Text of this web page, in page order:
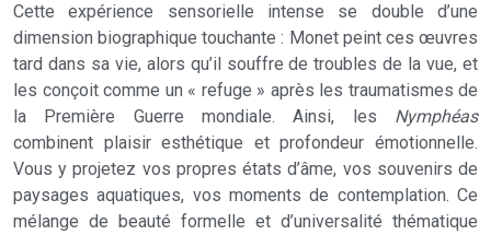
Cette expérience sensorielle intense se double d’une
dimension biographique touchante : Monet peint ces œuvres
tard dans sa vie, alors qu’il souffre de troubles de la vue, et
les conçoit comme un « refuge » après les traumatismes de
la Première Guerre mondiale. Ainsi, les Nymphéas
combinent plaisir esthétique et profondeur émotionnelle.
Vous y projetez vos propres états d’âme, vos souvenirs de
paysages aquatiques, vos moments de contemplation. Ce
mélange de beauté formelle et d’universalité thématique